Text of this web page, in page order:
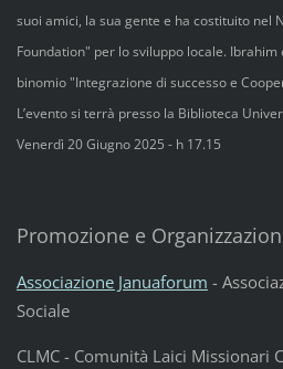
suoi amici, la sua gente e ha costituito nel
Foundation" per lo sviluppo locale.
binomio "Integrazione di successo e
L’evento si terrà presso la Biblioteca
Venerdì 20 Giugno 2025 - h 17.15
Promozione e
Associazione Januaforum -
Sociale
CLMC - Comunità Laici Missionari